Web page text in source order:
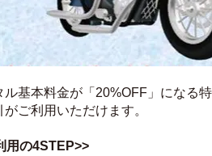
基本料金が「20%OFF」になる
ご利用いただけます。
用の4STEP>>